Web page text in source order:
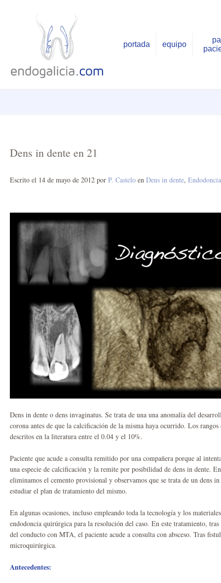
portada equipo
Dens in dente en 21
Escrito el 14 de mayo de 2012 por P. Castelo en Dens in dente,
Dens in dente o dens invaginatus. Se trata de una una anomalía del
corona antes de que la calcificación de la misma haya ocurrido. Los
descritos en la literatura entre el 0.04 y el 10%.
Paciente que acude a consulta remitido por una compañera porque al
una especie de calcificación y la remite por posibilidad de dens in dente.
eliminamos el cemento provisional y observamos que se trata de un dens
estudiar el plan de tratamiento del mismo.
En algunas ocasiones, incluso empleando toda la tecnología y los
endodoncia quirúrgica para la resolución del caso. En este tratamiento,
del conducto con MTA, el paciente acude a consulta con absceso. Tras
microquirúrgica.
Antecedentes: